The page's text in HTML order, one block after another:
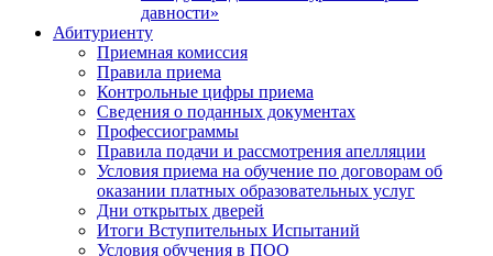
давности»
Абитуриенту
Приемная комиссия
Правила приема
Контрольные цифры приема
Сведения о поданных документах
Профессиограммы
Правила подачи и рассмотрения апелляции
Условия приема на обучение по договорам об
оказании платных образовательных услуг
Дни открытых дверей
Итоги Вступительных Испытаний
Условия обучения в ПОО